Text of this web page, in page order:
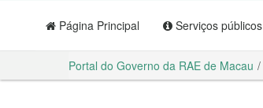
Página Principal Serviços públicos
Portal do Governo da RAE de Macau